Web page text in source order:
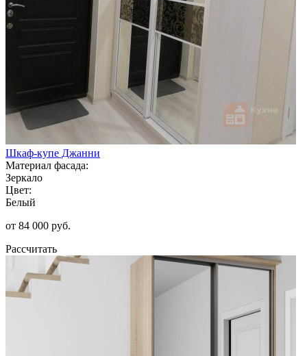
Шкаф-купе Джанни
Материал фасада:
Зеркало
Цвет:
Белый
от 84 000 руб.
Рассчитать